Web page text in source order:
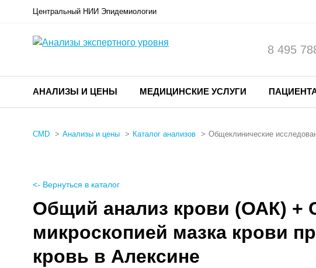
Центральный НИИ Эпидемиологии
8 495
АНАЛИЗЫ И ЦЕНЫ МЕДИЦИНСКИЕ УСЛУГИ
CMD Анализы и цены Каталог анализов Общеклинические
<- Вернуться в каталог
Общий анализ крови (ОАК) +
микроскопией мазка крови
кровь в Алексине